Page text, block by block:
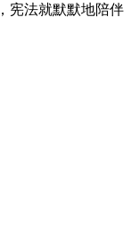
宪法就默默地陪伴